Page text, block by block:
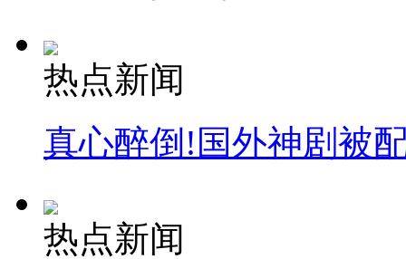
热点新闻
真心醉倒!国外神剧被
热点新闻